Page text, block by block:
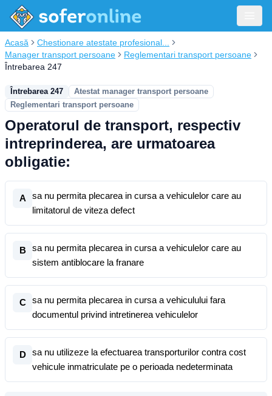
Acasă
Chestionare atestate profesional...
Manager transport persoane
Reglementari transport persoane
Întrebarea 247
Întrebarea 247
Atestat manager transport persoane
Reglementari transport persoane
Operatorul de transport, respectiv
intreprinderea, are urmatoarea
obligatie:
A
sa nu permita plecarea in cursa a vehiculelor care au
limitatorul de viteza defect
B
sa nu permita plecarea in cursa a vehiculelor care au
sistem antiblocare la franare
C
sa nu permita plecarea in cursa a vehiculului fara
documentul privind intretinerea vehiculelor
D
sa nu utilizeze la efectuarea transporturilor contra cost
vehicule inmatriculate pe o perioada nedeterminata